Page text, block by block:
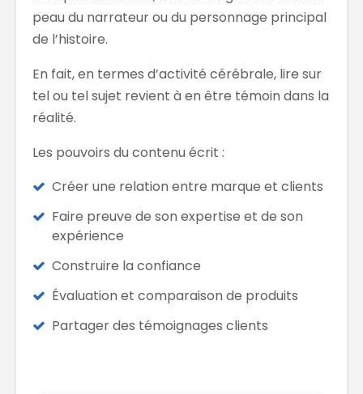
peau du narrateur ou du personnage principal
de l’histoire.
En fait, en termes d’activité cérébrale, lire sur
tel ou tel sujet revient à en être témoin dans la
réalité.
Les pouvoirs du contenu écrit :
Créer une relation entre marque et clients
Faire preuve de son expertise et de son
expérience
Construire la confiance
Évaluation et comparaison de produits
Partager des témoignages clients